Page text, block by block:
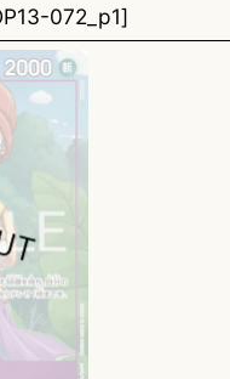
072_p1]